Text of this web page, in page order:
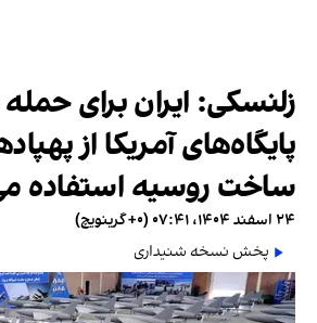
زلنسکی: ایران برای
پایگاه‌های آمریکا از
ساخت روسیه استفاده
۲۴ اسفند ۱۴۰۴، ۰۷:۴۱ (‎+۰ گرینویچ)
پخش نسخه شنیداری